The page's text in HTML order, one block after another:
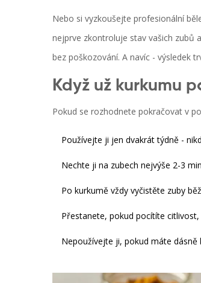
Nebo si vyzkoušejte profesionální
nejprve zkontroluje stav vašich zubů
bez poškozování. A navíc - výsledek
Když už kurkumu
Pokud se rozhodnete pokračovat v
Používejte ji jen dvakrát týdně -
Nechte ji na zubech nejvýše 2-3
Po kurkumě vždy vyčistěte zuby
Přestanete, pokud pocítíte
Nepoužívejte ji, pokud máte